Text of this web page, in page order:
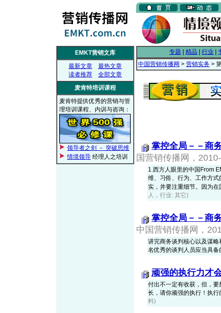
EMKT营销文库
最新文章
最热文章
读者推荐
全部文章
麦肯特培训课程
麦肯特提供优秀的营销与管
理培训课程、内训与咨询：
领导者之剑 － 突破思维
情境领导 经理人之培训
专题 精品 行业
中国营销传播网 > 营销实务 >
掌控全局－－商
国营销传播网，
1.西方人眼里的中国From
维、习俗、行为、工作方
实，并要注重细节。因为
人，行业: 其它)
掌控全局－－商
中国营销传播网，
讲完商务谈判核心以及谋
名优秀的谈判人员应当具
顽强的执行力才
付出不一定有收获，但，
长，请你顽强的执行！执
料)